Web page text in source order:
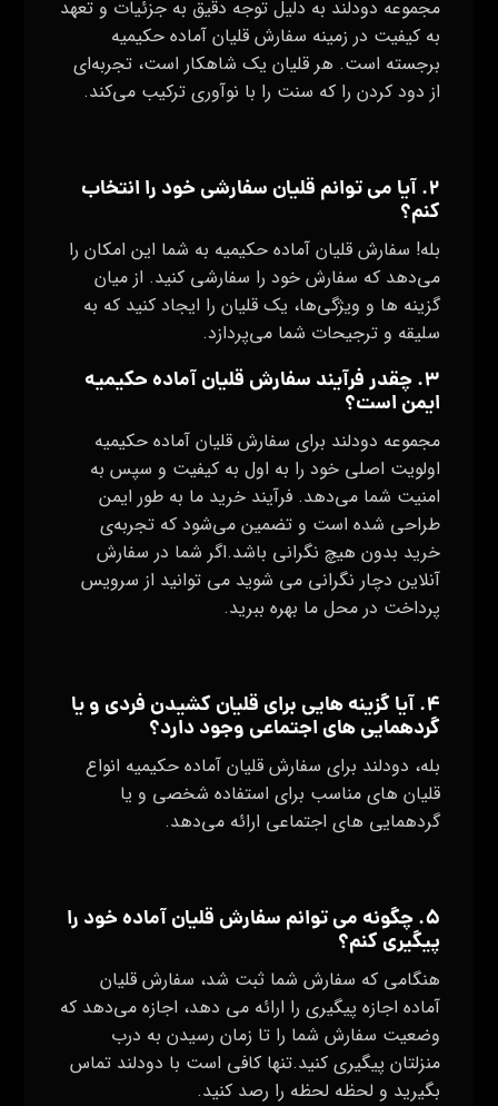
مجموعه دودلند به دلیل توجه دقیق به جزئیات و تعهد
به کیفیت در زمینه سفارش قلیان آماده حکیمیه
برجسته است. هر قلیان یک شاهکار است، تجربه‌ای
از دود کردن را که سنت را با نوآوری ترکیب می‌کند.
۲. آیا می‌ توانم قلیان سفارشی خود را انتخاب
کنم؟
بله! سفارش قلیان آماده حکیمیه به شما این امکان را
می‌دهد که سفارش خود را سفارشی کنید. از میان
گزینه‌ ها و ویژگی‌ها، یک قلیان را ایجاد کنید که به
سلیقه و ترجیحات شما می‌پردازد.
۳. چقدر فرآیند سفارش قلیان آماده حکیمیه
ایمن است؟
مجموعه دودلند برای سفارش قلیان آماده حکیمیه
اولویت اصلی خود را به اول به کیفیت و سپس به
امنیت شما می‌دهد. فرآیند خرید ما به طور ایمن
طراحی شده است و تضمین می‌شود که تجربه‌ی
خرید بدون هیچ نگرانی باشد.اگر شما در سفارش
آنلاین دچار نگرانی می شوید می توانید از سرویس
پرداخت در محل ما بهره ببرید.
۴. آیا گزینه‌ هایی برای قلیان کشیدن فردی و یا
گردهمایی‌ های اجتماعی وجود دارد؟
بله، دودلند برای سفارش قلیان آماده حکیمیه انواع
قلیان‌ های مناسب برای استفاده شخصی و یا
گردهمایی‌ های اجتماعی ارائه می‌دهد.
۵. چگونه می‌ توانم سفارش قلیان آماده خود را
پیگیری کنم؟
هنگامی که سفارش شما ثبت شد، سفارش قلیان
آماده اجازه پیگیری را ارائه می‌ دهد، اجازه می‌دهد که
وضعیت سفارش شما را تا زمان رسیدن به درب
منزلتان پیگیری کنید.تنها کافی است با دودلند تماس
بگیرید و لحظه لحظه را رصد کنید.